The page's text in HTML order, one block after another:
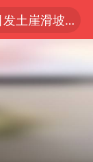
陕西潼关强降雨引发土崖滑坡1人失联
创业新路
中国已成定局
毒